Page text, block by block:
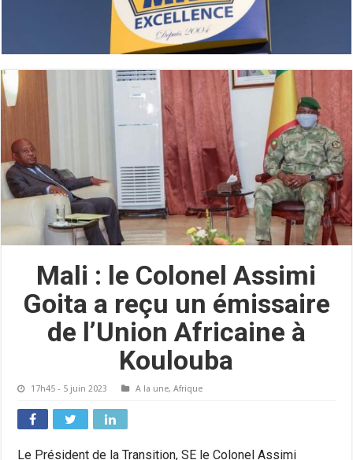
Mali : le Colonel Assimi
Goita a reçu un émissaire
de l’Union Africaine à
Koulouba
17h45 - 5 juin 2023 A la une,Afrique
Le Président de la Transition, SE le Colonel Assimi